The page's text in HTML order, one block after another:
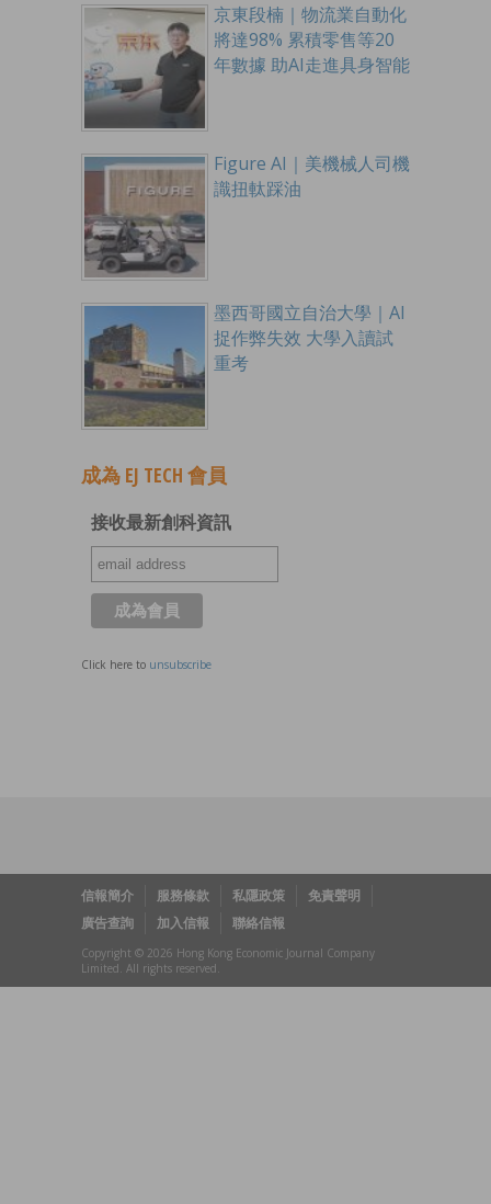
京東段楠｜物流業自動化
將達98% 累積零售等20
年數據 助AI走進具身智能
Figure AI｜美機械人司機
識扭軚踩油
墨西哥國立自治大學｜AI
捉作弊失效 大學入讀試
重考
成為 EJ TECH 會員
接收最新創科資訊
Click here to unsubscribe
信報簡介 服務條款 私隱政策
免責聲明
廣告查詢
加入信報 聯絡信報
Copyright © 2026 Hong Kong Economic Journal Company
Limited. All rights reserved.